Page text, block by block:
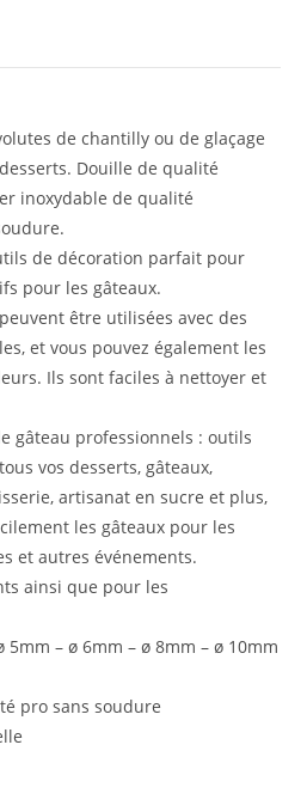
de chantilly ou de glaçage
Douille de qualité
inoxydable de qualité
de décoration parfait pour
pour les gâteaux.
être utilisées avec des
et vous pouvez également les
Ils sont faciles à nettoyer et
gâteau professionnels : outils
vos desserts, gâteaux,
artisanat en sucre et plus,
les gâteaux pour les
et autres événements.
ainsi que pour les
5mm – ø 6mm – ø 8mm – ø 10mm
pro sans soudure